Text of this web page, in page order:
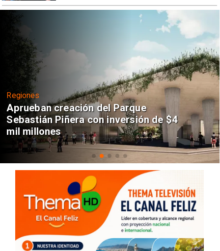
Regiones
Aprueban creación del Parque
Sebastián Piñera con inversión de $4
mil millones